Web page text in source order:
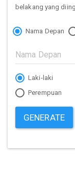
belakang yang
Nama Depan
Laki-laki
Perempuan
GENERATE